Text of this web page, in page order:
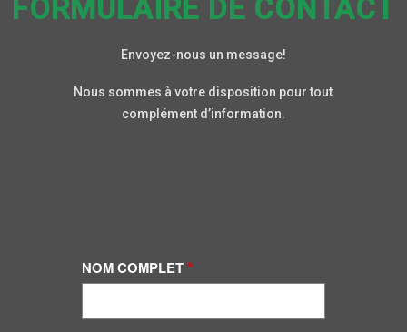
FORMULAIRE DE CONTACT
Envoyez-nous un message!
Nous sommes à votre disposition pour tout
complément d’information.
NOM COMPLET